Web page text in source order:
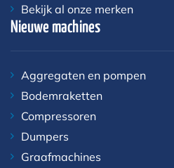
Bekijk al onze merken
Nieuwe machines
Aggregaten en pompen
Bodemraketten
Compressoren
Dumpers
Graafmachines